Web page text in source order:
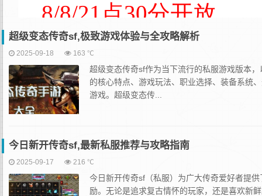
超级变态传奇sf,极致游戏体验与全攻略解析
2025-09-18 163 ℃
超级变态传奇sf作为当下流行的私服游戏版本
的核心特点、游戏玩法、职业选择、装备系统
游戏。超级变态传...
今日新开传奇sf,最新私服推荐与攻略指南
2025-09-17 216 ℃
今日新开传奇sf（私服）为广大传奇爱好者提
励。无论是追求复古情怀的玩家，还是喜欢新